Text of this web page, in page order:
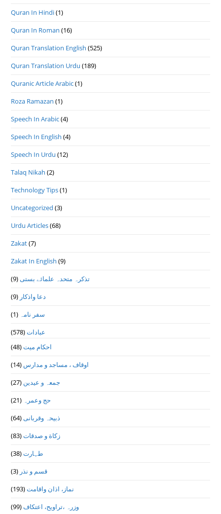
Quran In Hindi(1)
Quran In Roman (16)
Quran Translation English (525)
Quran Translation Urdu (189)
Quranic Article Arabic(1)
Roza Ramazan (1)
Speech In Arabic(4)
Speech In English (4)
Speech In Urdu (12)
Talaq Nikah (2)
Technology Tips(1)
Uncategorized (3)
Urdu Articles(68)
Zakat(7)
Zakat In English (9)
تذكرہ متحدہ علمائے بستى(9)
دعا واذكار (9)
سفر نامہ (1)
عبادات(578)
احکام میت(48)
اوقاف ، مساجد و مدارس (14)
جمعہ و عیدین (27)
حج وعمرہ (21)
ذبیحہ وقربانی(64)
زکاة و صدقات(83)
طہارت(38)
قسم و نذر (3)
نماز، اذان واقامت(193)
وزرہ ،تراويح، اعتكاف(99)